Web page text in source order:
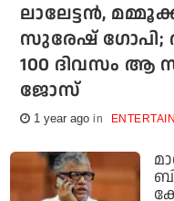
ലാലേട്ടന്‍,
സുരേഷ് ഗോപി;
100 ദിവസം ആ
ജോസ്
1 year ago